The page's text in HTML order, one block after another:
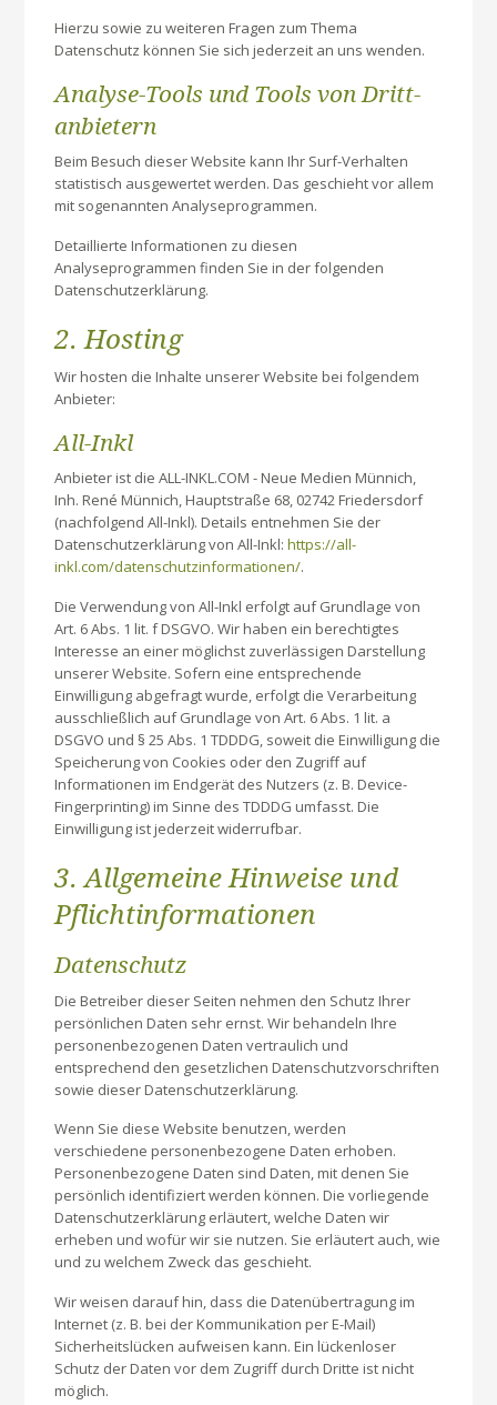
Hierzu sowie zu weiteren Fragen zum Thema
Datenschutz können Sie sich jederzeit an uns wenden.
Analyse-Tools und Tools von Dritt­
anbietern
Beim Besuch dieser Website kann Ihr Surf-Verhalten
statistisch ausgewertet werden. Das geschieht vor allem
mit sogenannten Analyseprogrammen.
Detaillierte Informationen zu diesen
Analyseprogrammen finden Sie in der folgenden
Datenschutzerklärung.
2. Hosting
Wir hosten die Inhalte unserer Website bei folgendem
Anbieter:
All-Inkl
Anbieter ist die ALL-INKL.COM - Neue Medien Münnich,
Inh. René Münnich, Hauptstraße 68, 02742 Friedersdorf
(nachfolgend All-Inkl). Details entnehmen Sie der
Datenschutzerklärung von All-Inkl:https://all-
inkl.com/datenschutzinformationen/.
Die Verwendung von All-Inkl erfolgt auf Grundlage von
Art. 6 Abs. 1 lit. f DSGVO. Wir haben ein berechtigtes
Interesse an einer möglichst zuverlässigen Darstellung
unserer Website. Sofern eine entsprechende
Einwilligung abgefragt wurde, erfolgt die Verarbeitung
ausschließlich auf Grundlage von Art. 6 Abs. 1 lit. a
DSGVO und § 25 Abs. 1 TDDDG, soweit die Einwilligung die
Speicherung von Cookies oder den Zugriff auf
Informationen im Endgerät des Nutzers (z. B. Device-
Fingerprinting) im Sinne des TDDDG umfasst. Die
Einwilligung ist jederzeit widerrufbar.
3. Allgemeine Hinweise und
Pflicht­informationen
Datenschutz
Die Betreiber dieser Seiten nehmen den Schutz Ihrer
persönlichen Daten sehr ernst. Wir behandeln Ihre
personenbezogenen Daten vertraulich und
entsprechend den gesetzlichen Datenschutzvorschriften
sowie dieser Datenschutzerklärung.
Wenn Sie diese Website benutzen, werden
verschiedene personenbezogene Daten erhoben.
Personenbezogene Daten sind Daten, mit denen Sie
persönlich identifiziert werden können. Die vorliegende
Datenschutzerklärung erläutert, welche Daten wir
erheben und wofür wir sie nutzen. Sie erläutert auch, wie
und zu welchem Zweck das geschieht.
Wir weisen darauf hin, dass die Datenübertragung im
Internet (z. B. bei der Kommunikation per E-Mail)
Sicherheitslücken aufweisen kann. Ein lückenloser
Schutz der Daten vor dem Zugriff durch Dritte ist nicht
möglich.